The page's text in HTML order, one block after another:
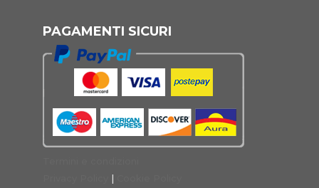
PAGAMENTI SICURI
|